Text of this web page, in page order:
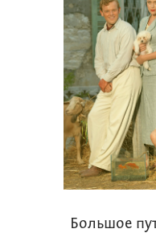
экспертов
книгами
Большое